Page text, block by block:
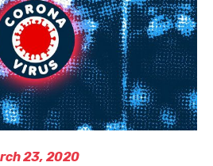
23, 2020